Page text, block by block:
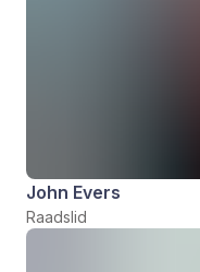
John Evers
Raadslid